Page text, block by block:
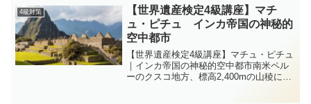
名称・登録年・区分・代表キーワード
の“4点セ...
4級対策
【世界遺産検定4級講座】マチ
ュ・ピチュ インカ帝国の神秘的
空中都市
【世界遺産検定4級講座】マチュ・ピチュ
｜インカ帝国の神秘的空中都市南米ペル
ーのクスコ地方、標高2,400mの山稜に忽